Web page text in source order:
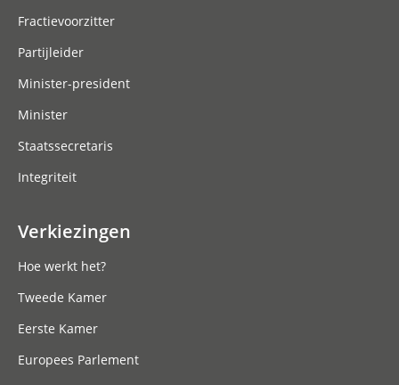
Fractievoorzitter
Partijleider
Minister-president
Minister
Staatssecretaris
Integriteit
Verkiezingen
Hoe werkt het?
Tweede Kamer
Eerste Kamer
Europees Parlement